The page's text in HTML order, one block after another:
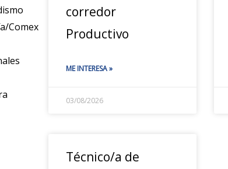
Comex
corredor
Productivo
ME INTERESA »
03/08/2026
Técnico/a de